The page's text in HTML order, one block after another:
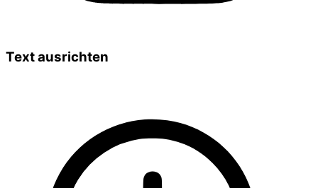
Text ausrichten